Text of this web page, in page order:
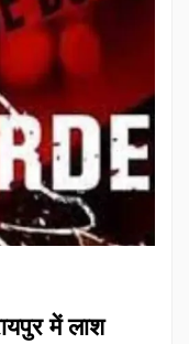
में लाश